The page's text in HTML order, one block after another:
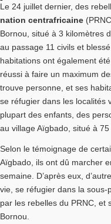
Le 24 juillet dernier, des
nation centrafricaine
Bornou, situé à 3 kilomètres
au passage 11 civils et
habitations ont également
réussi à faire un maximum
trouve personne, et ses
se réfugier dans les localités
plupart des enfants, des
au village Aïgbado, situé à 75
Selon le témoignage de
Aïgbado, ils ont dû marcher
semaine. D’après eux,
vie, se réfugier dans la
par les rebelles du PRNC, et
Bornou.